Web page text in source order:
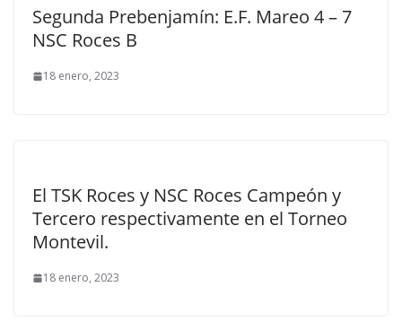
Segunda Prebenjamín: E.F. Mareo 4 – 7
NSC Roces B
18 enero, 2023
El TSK Roces y NSC Roces Campeón y
Tercero respectivamente en el Torneo
Montevil.
18 enero, 2023